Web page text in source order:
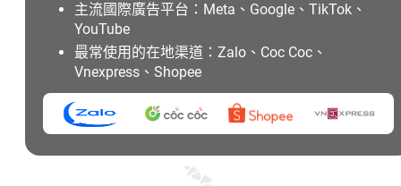
主流國際廣告平台：Meta、Google、TikTok、
YouTube
最常使用的在地渠道：Zalo、Coc Coc、
Vnexpress、Shopee